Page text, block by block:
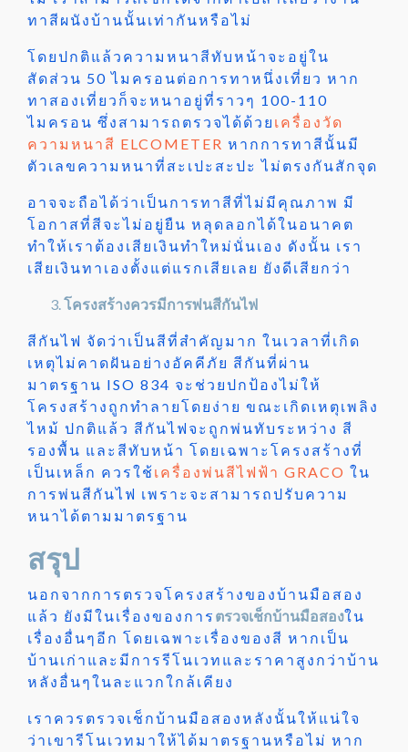
ทาสีผนังบ้านนั้นเท่ากันหรือไม่
โดยปกติแล้วความหนาสีทับหน้าจะอยู่ใน
สัดส่วน 50 ไมครอนต่อการทาหนึ่งเที่ยว หาก
ทาสองเที่ยวก็จะหนาอยู่ที่ราวๆ 100-110
ไมครอน ซึ่งสามารถตรวจได้ด้วย เครื่องวัด
ความหนาสี ELCOMETER หากการทาสีนั้นมี
ตัวเลขความหนาที่สะเปะสะปะ ไม่ตรงกันสักจุด
อาจจะถือได้ว่าเป็นการทาสีที่ไม่มีคุณภาพ มี
โอกาสที่สีจะไม่อยู่ยืน หลุดลอกได้ในอนาคต
ทำให้เราต้องเสียเงินทำใหม่นั่นเอง ดังนั้น เรา
เสียเงินทาเองตั้งแต่แรกเสียเลย ยังดีเสียกว่า
โครงสร้างควรมีการพ่นสีกันไฟ
สีกันไฟ จัดว่าเป็นสีที่สำคัญมาก ในเวลาที่เกิด
เหตุไม่คาดฝันอย่างอัคคีภัย สีกันที่ผ่าน
มาตรฐาน ISO 834 จะช่วยปกป้องไม่ให้
โครงสร้างถูกทำลายโดยง่าย ขณะเกิดเหตุเพลิง
ไหม้ ปกติแล้ว สีกันไฟจะถูกพ่นทับระหว่าง สี
รองพื้น และสีทับหน้า โดยเฉพาะโครงสร้างที่
เป็นเหล็ก ควรใช้เครื่องพ่นสีไฟฟ้า GRACO ใน
การพ่นสีกันไฟ เพราะจะสามารถปรับความ
หนาได้ตามมาตรฐาน
สรุป
นอกจากการตรวจโครงสร้างของบ้านมือสอง
แล้ว ยังมีในเรื่องของการ ตรวจเช็กบ้านมือสองใน
เรื่องอื่นๆอีก โดยเฉพาะเรื่องของสี หากเป็น
บ้านเก่าและมีการรีโนเวทและราคาสูงกว่าบ้าน
หลังอื่นๆในละแวกใกล้เคียง
เราควรตรวจเช็กบ้านมือสองหลังนั้นให้แน่ใจ
ว่าเขารีโนเวทมาให้ได้มาตรฐานหรือไม่ หาก